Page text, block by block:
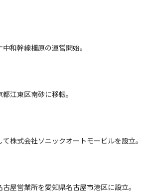
和幹線橿原の運営開始。
江東区南砂に移転。
株式会社ソニックオートモービルを設立。
屋営業所を愛知県名古屋市港区に設立。